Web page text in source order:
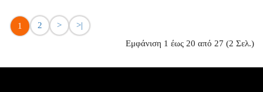
1 2 >
>|
Εμφάνιση 1 έως 20 από 27 (2 Σελ.)